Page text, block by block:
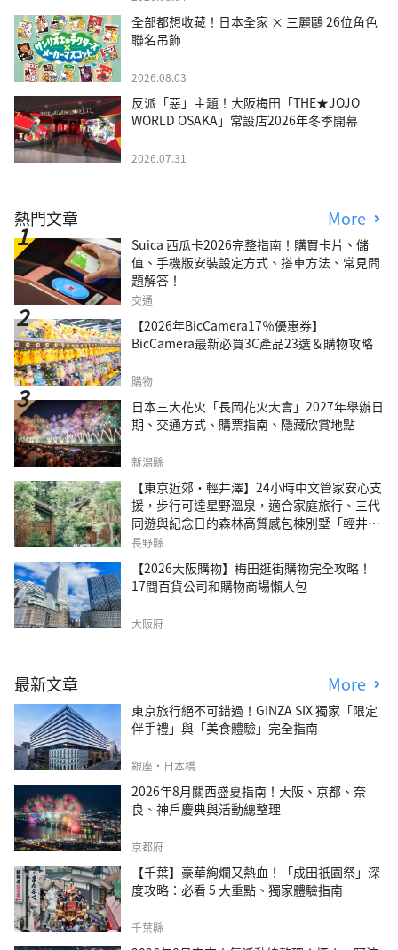
全部都想收藏！日本全家 × 三麗鷗 26位角色
聯名吊飾
2026.08.03
反派「惡」主題！大阪梅田「THE★JOJO
WORLD OSAKA」常設店2026年冬季開幕
2026.07.31
熱門文章 More
Suica 西瓜卡2026完整指南！購買卡片、儲
值、手機版安裝設定方式、搭車方法、常見問
題解答！
交通
【2026年BicCamera17％優惠券】
BicCamera最新必買3C產品23選＆購物攻略
購物
日本三大花火「長岡花火大會」2027年舉辦日
期、交通方式、購票指南、隱藏欣賞地點
新潟縣
【東京近郊・輕井澤】24小時中文管家安心支
援，步行可達星野溫泉，適合家庭旅行、三代
同遊與紀念日的森林高質感包棟別墅「輕井澤
森四季VILLA」
長野縣
【2026大阪購物】梅田逛街購物完全攻略！
17間百貨公司和購物商場懶人包
大阪府
最新文章 More
東京旅行絕不可錯過！GINZA SIX 獨家「限定
伴手禮」與「美食體驗」完全指南
銀座・日本橋
2026年8月關西盛夏指南！大阪、京都、奈
良、神戶慶典與活動總整理
京都府
【千葉】豪華絢爛又熱血！「成田祇園祭」深
度攻略：必看 5 大重點、獨家體驗指南
千葉縣